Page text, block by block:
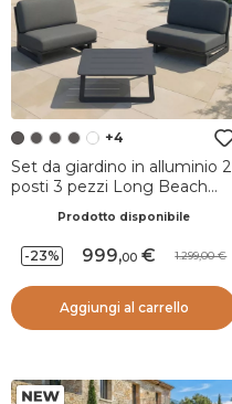
+4
Set da giardino in alluminio 2
posti 3 pezzi Long Beach
Prodotto disponibile
-23% 999,00 1.299,00
Aggiungi al carrello